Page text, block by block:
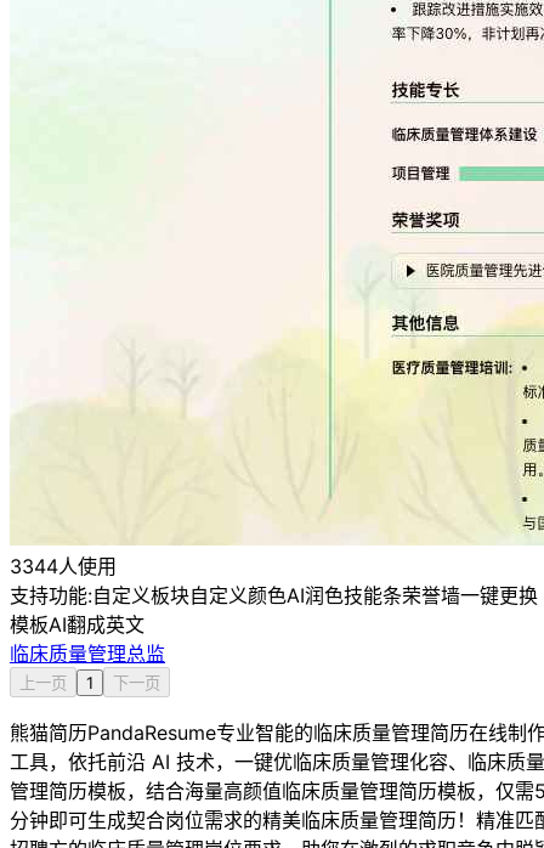
3344人使用
支持功能:自定义板块自定义颜色AI润色技能条荣誉墙一键更换
模板AI翻成英文
临床质量管理总监
上一页 1 下一页
熊猫简历PandaResume专业智能的临床质量管理简历在线制
工具，依托前沿 AI 技术，一键优临床质量管理化容、临床质量
管理简历模板，结合海量高颜值临床质量管理简历模板，仅需
分钟即可生成契合岗位需求的精美临床质量管理简历！精准匹